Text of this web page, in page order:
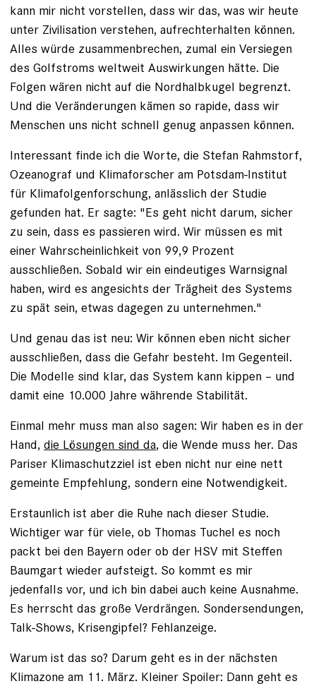
kann mir nicht vorstellen, dass wir das, was wir heute
unter Zivilisation verstehen, aufrechterhalten können.
Alles würde zusammenbrechen, zumal ein Versiegen
des Golfstroms weltweit Auswirkungen hätte. Die
Folgen wären nicht auf die Nordhalbkugel begrenzt.
Und die Veränderungen kämen so rapide, dass wir
Menschen uns nicht schnell genug anpassen können.
Interessant finde ich die Worte, die Stefan Rahmstorf,
Ozeanograf und Klimaforscher am Potsdam-Institut
für Klimafolgenforschung, anlässlich der Studie
gefunden hat. Er sagte: "Es geht nicht darum, sicher
zu sein, dass es passieren wird. Wir müssen es mit
einer Wahrscheinlichkeit von 99,9 Prozent
ausschließen. Sobald wir ein eindeutiges Warnsignal
haben, wird es angesichts der Trägheit des Systems
zu spät sein, etwas dagegen zu unternehmen."
Und genau das ist neu: Wir können eben nicht sicher
ausschließen, dass die Gefahr besteht. Im Gegenteil.
Die Modelle sind klar, das System kann kippen – und
damit eine 10.000 Jahre währende Stabilität.
Einmal mehr muss man also sagen: Wir haben es in der
Hand, die Lösungen sind da, die Wende muss her. Das
Pariser Klimaschutzziel ist eben nicht nur eine nett
gemeinte Empfehlung, sondern eine Notwendigkeit.
Erstaunlich ist aber die Ruhe nach dieser Studie.
Wichtiger war für viele, ob Thomas Tuchel es noch
packt bei den Bayern oder ob der HSV mit Steffen
Baumgart wieder aufsteigt. So kommt es mir
jedenfalls vor, und ich bin dabei auch keine Ausnahme.
Es herrscht das große Verdrängen. Sondersendungen,
Talk-Shows, Krisengipfel? Fehlanzeige.
Warum ist das so? Darum geht es in der nächsten
Klimazone am 11. März. Kleiner Spoiler: Dann geht es